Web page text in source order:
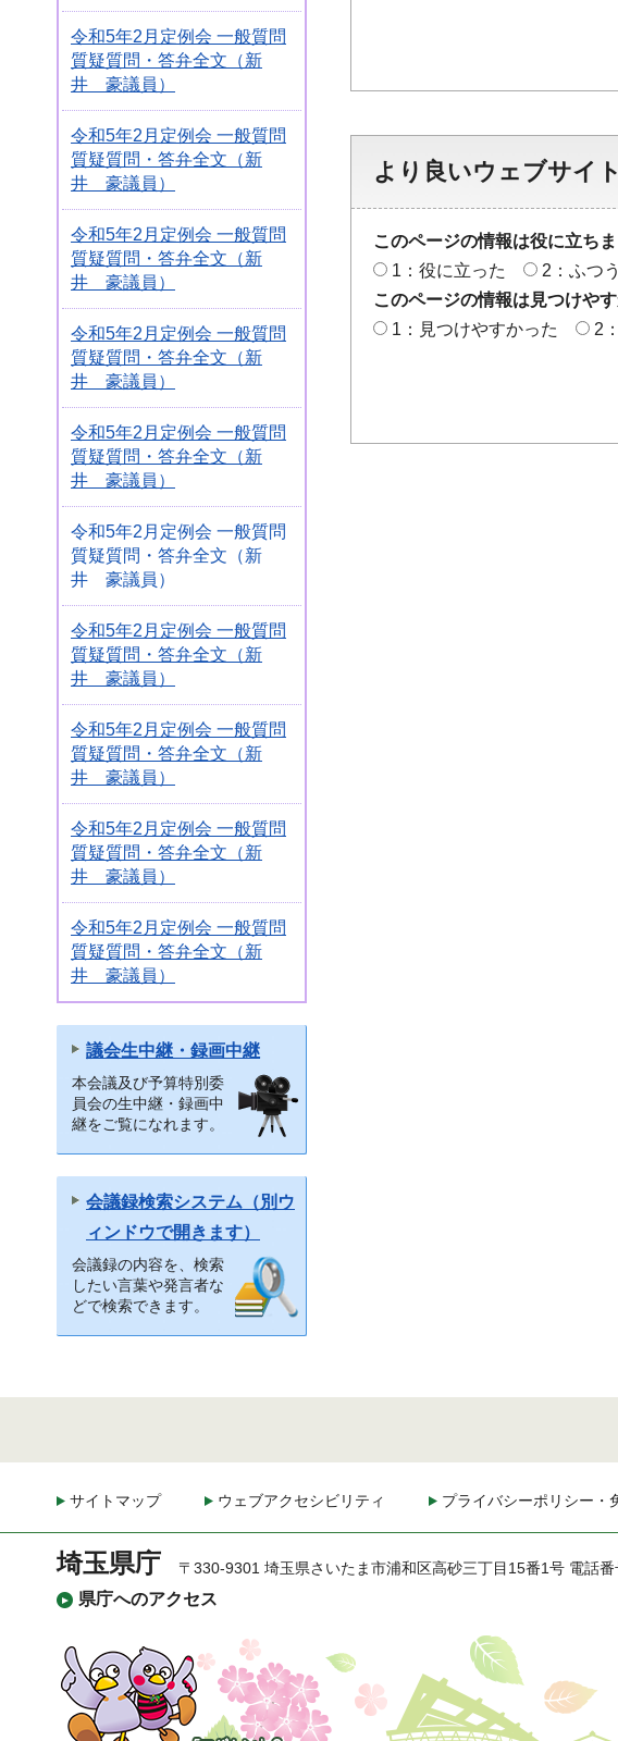
令和5年2月定例会 一般質問
質疑質問・答弁全文（新
井 豪議員）
令和5年2月定例会 一般質問
質疑質問・答弁全文（新
井 豪議員）
令和5年2月定例会 一般質問
質疑質問・答弁全文（新
井 豪議員）
令和5年2月定例会 一般質問
質疑質問・答弁全文（新
井 豪議員）
令和5年2月定例会 一般質問
質疑質問・答弁全文（新
井 豪議員）
令和5年2月定例会 一般質問
質疑質問・答弁全文（新
井 豪議員）
令和5年2月定例会 一般質問
質疑質問・答弁全文（新
井 豪議員）
令和5年2月定例会 一般質問
質疑質問・答弁全文（新
井 豪議員）
令和5年2月定例会 一般質問
質疑質問・答弁全文（新
井 豪議員）
令和5年2月定例会 一般質問
質疑質問・答弁全文（新
井 豪議員）
議会生中継・録画中継
本会議及び予算特別委
員会の生中継・録画中
継をご覧になれます。
会議録検索システム（別ウ
ィンドウで開きます）
会議録の内容を、検索
したい言葉や発言者な
どで検索できます。
より良いウェブサイ
このページの情報は役に立ち
1：役に立った
2：ふつう
このページの情報は見つけや
1：見つけやすかった
2
サイトマップ ウェブアクセシビリティ プライバシーポリシー・
埼玉県庁
県庁へのアクセス
〒330-9301 埼玉県さいたま市浦和区高砂三丁目15番1号 電話